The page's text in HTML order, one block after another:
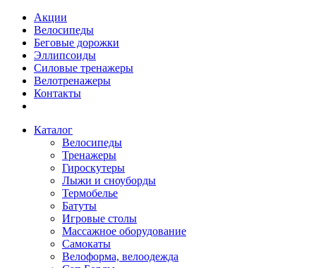
Акции
Велосипеды
Беговые дорожки
Эллипсоиды
Силовые тренажеры
Велотренажеры
Контакты
Каталог
Велосипеды
Тренажеры
Гироскутеры
Лыжи и сноуборды
Термобелье
Батуты
Игровые столы
Массажное оборудование
Самокаты
Велоформа, велоодежда